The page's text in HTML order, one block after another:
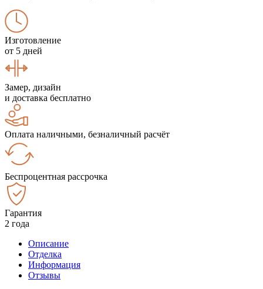
Изготовление
от 5 дней
Замер, дизайн
и доставка бесплатно
Оплата наличными, безналичный расчёт
Беспроцентная рассрочка
Гарантия
2 года
Описание
Отделка
Информация
Отзывы